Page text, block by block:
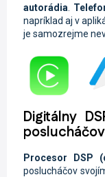
autorádia
napríklad aj v
je samozrejme
Digitálny
poslucháčov
Procesor DSP
poslucháčov